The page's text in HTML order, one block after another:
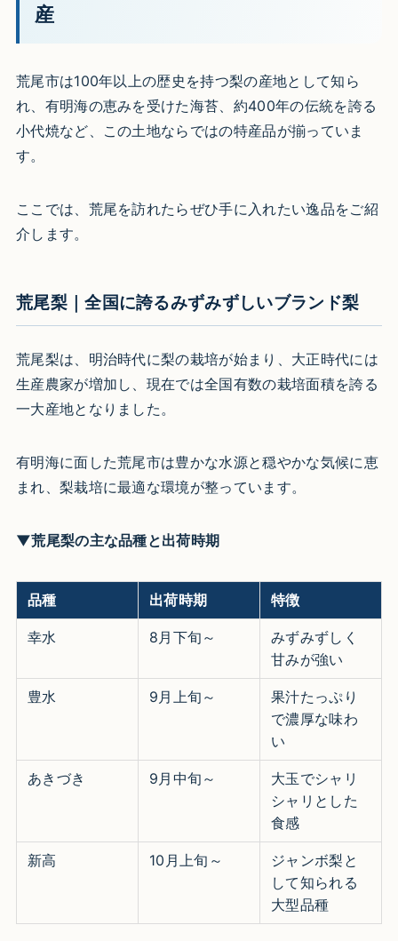
産
荒尾市は100年以上の歴史を持つ梨の産地として知ら
れ、有明海の恵みを受けた海苔、約400年の伝統を誇る
小代焼など、この土地ならではの特産品が揃っていま
す。
ここでは、荒尾を訪れたらぜひ手に入れたい逸品をご紹
介します。
荒尾梨｜全国に誇るみずみずしいブランド梨
荒尾梨は、明治時代に梨の栽培が始まり、大正時代には
生産農家が増加し、現在では全国有数の栽培面積を誇る
一大産地となりました。
有明海に面した荒尾市は豊かな水源と穏やかな気候に恵
まれ、梨栽培に最適な環境が整っています。
▼荒尾梨の主な品種と出荷時期
品種 出荷時期 特徴
幸水 8月下旬～
みずみずしく
甘みが強い
豊水 9月上旬～
果汁たっぷり
で濃厚な味わ
い
あきづき 9月中旬～
大玉でシャリ
シャリとした
食感
新高 10月上旬～
ジャンボ梨と
して知られる
大型品種